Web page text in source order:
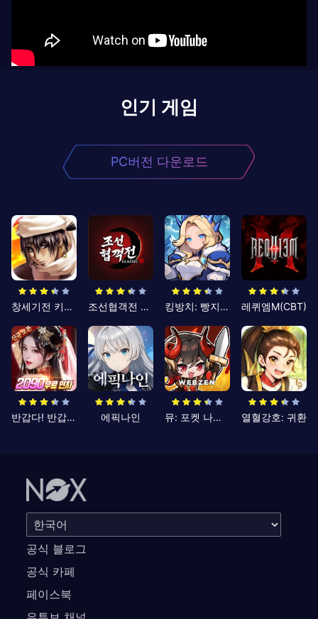
인기 게임
PC버전 다운로드
창세기전 키우기 조선협객전 클래식 킹방치: 빵지의 제왕 레퀴엠M(CBT)
반갑다! 반갑삼국지 에픽나인 뮤: 포켓 나이츠 열혈강호: 귀환
공식 블로그
공식 카페
페이스북